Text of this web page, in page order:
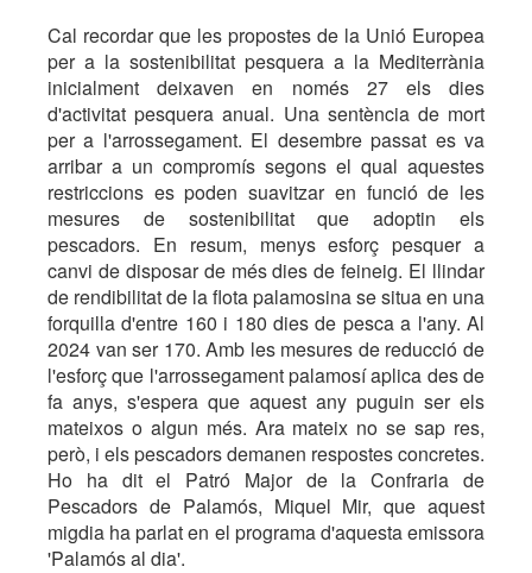
Cal recordar que les propostes de la Unió Europea
per a la sostenibilitat pesquera a la Mediterrània
inicialment deixaven en només 27 els dies
d'activitat pesquera anual. Una sentència de mort
per a l'arrossegament. El desembre passat es va
arribar a un compromís segons el qual aquestes
restriccions es poden suavitzar en funció de les
mesures de sostenibilitat que adoptin els
pescadors. En resum, menys esforç pesquer a
canvi de disposar de més dies de feineig. El llindar
de rendibilitat de la flota palamosina se situa en una
forquilla d'entre 160 i 180 dies de pesca a l'any. Al
2024 van ser 170. Amb les mesures de reducció de
l'esforç que l'arrossegament palamosí aplica des de
fa anys, s'espera que aquest any puguin ser els
mateixos o algun més. Ara mateix no se sap res,
però, i els pescadors demanen respostes concretes.
Ho ha dit el Patró Major de la Confraria de
Pescadors de Palamós, Miquel Mir, que aquest
migdia ha parlat en el programa d'aquesta emissora
'Palamós al dia'.